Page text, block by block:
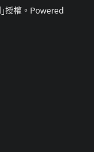
授權。Powered